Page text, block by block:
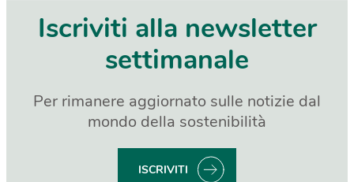
Iscriviti alla newsletter
settimanale
Per rimanere aggiornato sulle notizie dal
mondo della sostenibilità
ISCRIVITI